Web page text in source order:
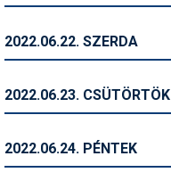
Telemark
2022.06.22. SZERDA
2022.06.23. CSÜTÖRTÖK
2022.06.24. PÉNTEK